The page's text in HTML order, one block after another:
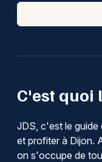
C'est quoi
JDS, c'est le guide
et profiter à Dijon.
on s'occupe de